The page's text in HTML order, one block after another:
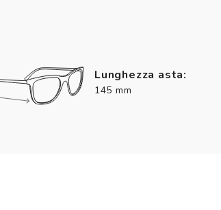
Lunghezza asta:
145 mm